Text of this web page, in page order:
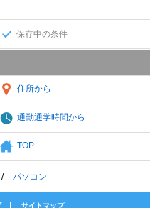
保存中の条件
住所から
通勤通学時間から
TOP
パソコン
サイトマップ